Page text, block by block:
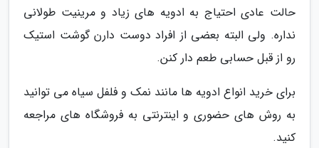
حالت عادی احتیاج به ادویه های زیاد و مرینیت طولانی
نداره. ولی البته بعضی از افراد دوست دارن گوشت استیک
رو از قبل حسابی طعم دار کنن.
برای خرید انواع ادویه ها مانند نمک و فلفل سیاه می توانید
به روش های حضوری و اینترنتی به فروشگاه های مراجعه
کنید.